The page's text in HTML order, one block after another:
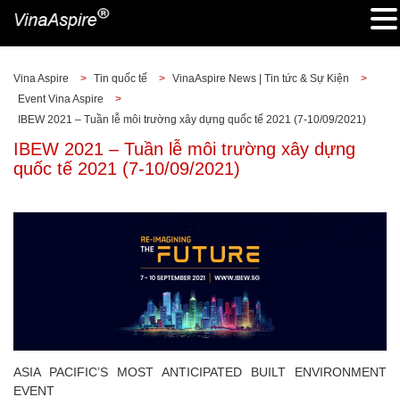
Vina Aspire > Tin quốc tế > VinaAspire News | Tin tức & Sự Kiện
>
Event Vina Aspire
>
IBEW 2021 – Tuần lễ môi trường xây dựng quốc tế 2021 (7-10/09/2021)
IBEW 2021 – Tuần lễ môi trường xây dựng
quốc tế 2021 (7-10/09/2021)
ASIA PACIFIC’S MOST ANTICIPATED BUILT ENVIRONMENT
EVENT